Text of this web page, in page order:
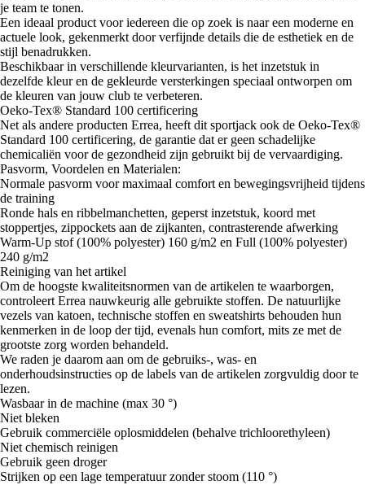
je team te tonen.
Een ideaal product voor iedereen die op zoek is naar een moderne en
actuele look, gekenmerkt door verfijnde details die de esthetiek en de
stijl benadrukken.
Beschikbaar in verschillende kleurvarianten, is het inzetstuk in
dezelfde kleur en de gekleurde versterkingen speciaal ontworpen om
de kleuren van jouw club te verbeteren.
Oeko-Tex® Standard 100 certificering
Net als andere producten Errea, heeft dit sportjack ook de Oeko-Tex®
Standard 100 certificering, de garantie dat er geen schadelijke
chemicaliën voor de gezondheid zijn gebruikt bij de vervaardiging.
Pasvorm, Voordelen en Materialen:
Normale pasvorm voor maximaal comfort en bewegingsvrijheid tijdens
de training
Ronde hals en ribbelmanchetten, geperst inzetstuk, koord met
stoppertjes, zippockets aan de zijkanten, contrasterende afwerking
Warm-Up stof (100% polyester) 160 g/m2 en Full (100% polyester)
240 g/m2
Reiniging van het artikel
Om de hoogste kwaliteitsnormen van de artikelen te waarborgen,
controleert Errea nauwkeurig alle gebruikte stoffen. De natuurlijke
vezels van katoen, technische stoffen en sweatshirts behouden hun
kenmerken in de loop der tijd, evenals hun comfort, mits ze met de
grootste zorg worden behandeld.
We raden je daarom aan om de gebruiks-, was- en
onderhoudsinstructies op de labels van de artikelen zorgvuldig door te
lezen.
Wasbaar in de machine (max 30 °)
Niet bleken
Gebruik commerciële oplosmiddelen (behalve trichloorethyleen)
Niet chemisch reinigen
Gebruik geen droger
Strijken op een lage temperatuur zonder stoom (110 °)